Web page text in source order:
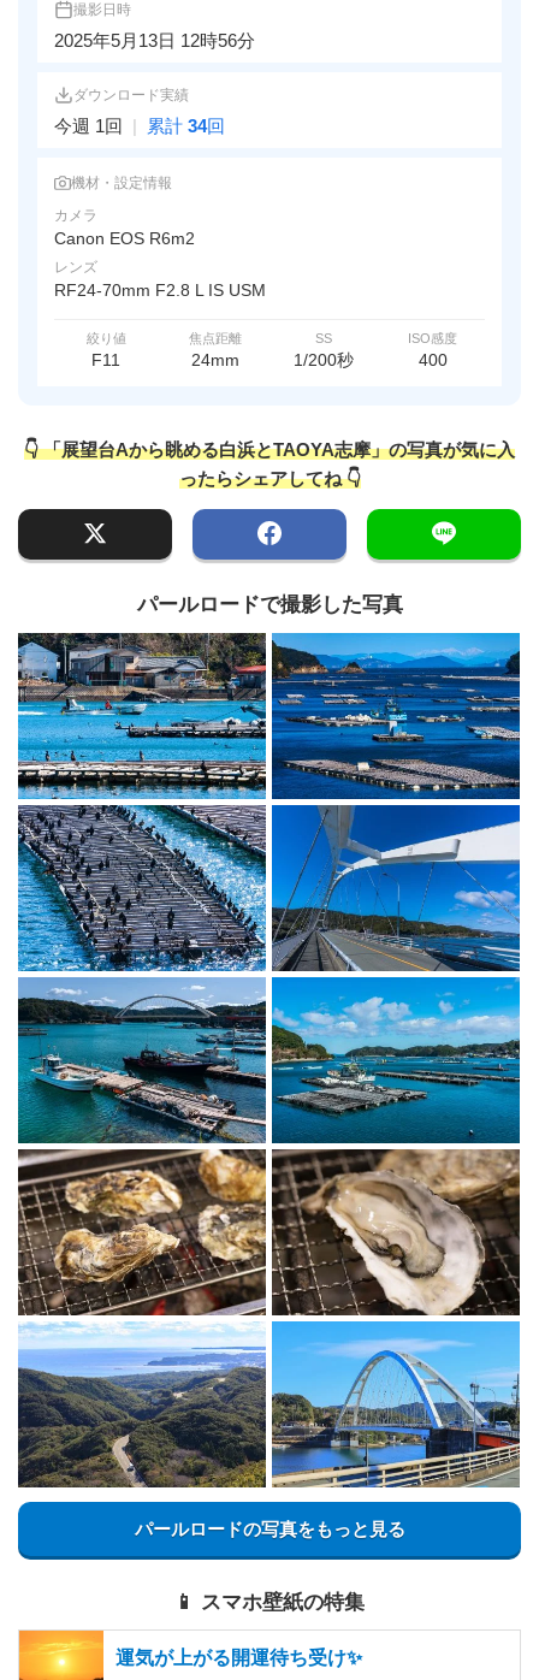
撮影日時
2025年5月13日 12時56分
ダウンロード実績
今週 1回 | 累計 34回
機材・設定情報
カメラ
Canon EOS R6m2
レンズ
RF24-70mm F2.8 L IS USM
絞り値
F11
焦点距離
24mm
SS
1/200秒
ISO感度
400
👇 「展望台Aから眺める白浜とTAOYA志摩」の写真が気に入
ったらシェアしてね 👇
パールロードで撮影した写真
パールロードの写真をもっと見る
📱 スマホ壁紙の特集
運気が上がる開運待ち受け✨